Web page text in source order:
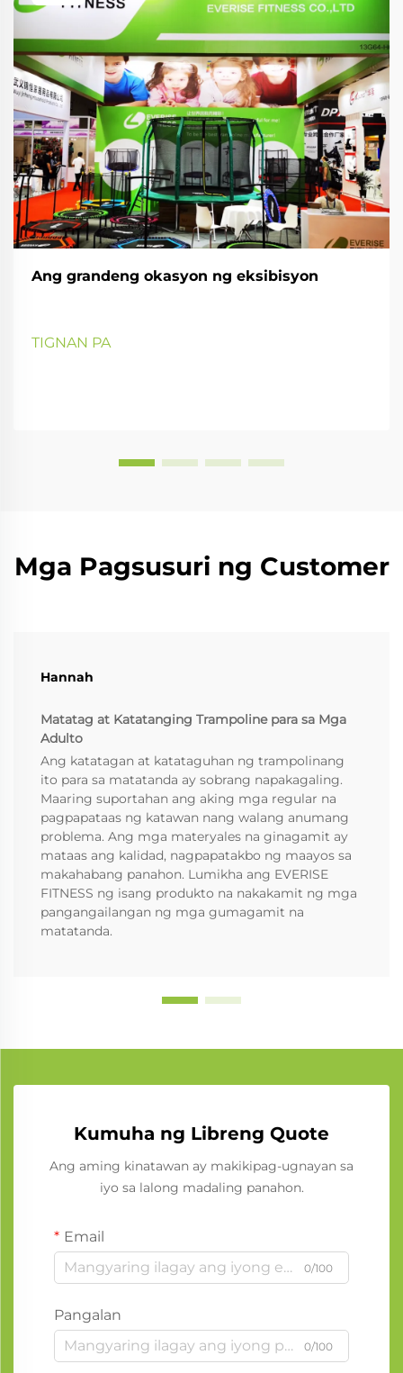
Ang grandeng okasyon ng eksibisyon
TIGNAN PA
Mga Pagsusuri ng Customer
Hannah
Matatag at Katatanging Trampoline para sa Mga
Adulto
Ang katatagan at katataguhan ng trampolinang
ito para sa matatanda ay sobrang napakagaling.
Maaring suportahan ang aking mga regular na
pagpapataas ng katawan nang walang anumang
problema. Ang mga materyales na ginagamit ay
mataas ang kalidad, nagpapatakbo ng maayos sa
makahabang panahon. Lumikha ang EVERISE
FITNESS ng isang produkto na nakakamit ng mga
pangangailangan ng mga gumagamit na
matatanda.
Kumuha ng Libreng Quote
Ang aming kinatawan ay makikipag-ugnayan sa
iyo sa lalong madaling panahon.
Email
0/100
Pangalan
0/100